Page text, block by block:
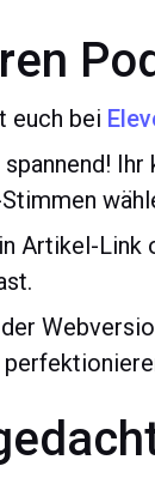
euch bei
spannend!
Artikel-